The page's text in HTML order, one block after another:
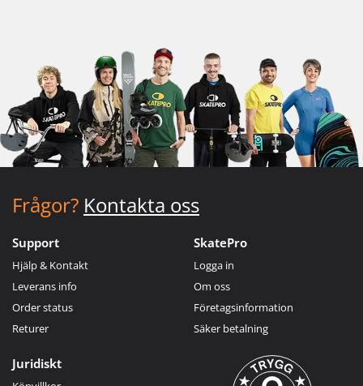
Frågor? Kontakta oss
Support
Hjälp & Kontakt
Leverans info
Order status
Returer
SkatePro
Logga in
Om oss
Företagsinformation
Säker betalning
Juridiskt